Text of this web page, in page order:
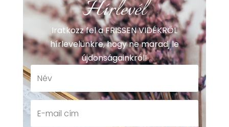
Hírlevél
Iratkozz fel a FRISSEN VIDÉKRŐL
hírlevelünkre, hogy ne maradj le
újdonságainkról!